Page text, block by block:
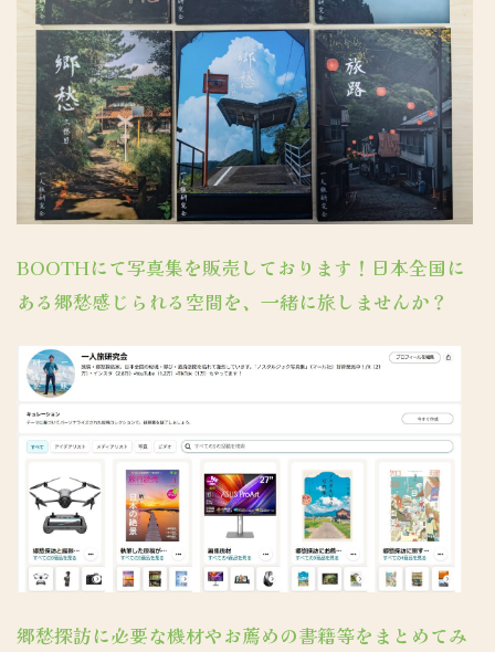
BOOTHにて写真集を販売しております！日本全国に
ある郷愁感じられる空間を、一緒に旅しませんか？
郷愁探訪に必要な機材やお薦めの書籍等をまとめてみ